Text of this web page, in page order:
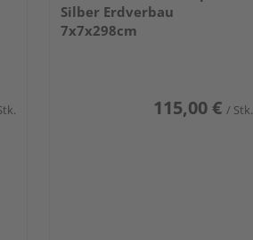
Silber Erdverbau
7x7x298cm
115,00 € / Stk.